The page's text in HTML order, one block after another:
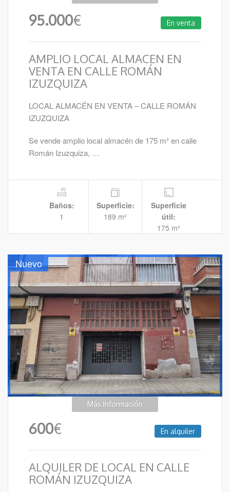
95.000€ En venta
AMPLIO LOCAL ALMACEN EN
VENTA EN CALLE ROMÁN
IZUZQUIZA
LOCAL ALMACÉN EN VENTA – CALLE ROMÁN
IZUZQUIZA
Se vende amplio local almacén de 175 m² en calle
Román Izuzquiza, …
Baños:
1
Superficie:
189 m²
Superficie
útil:
175 m²
Más Información
Nuevo
600€ En alquiler
ALQUILER DE LOCAL EN CALLE
ROMÁN IZUZQUIZA